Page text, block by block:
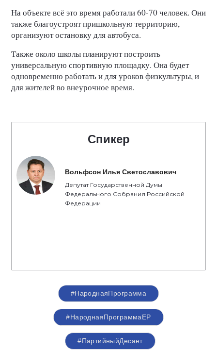
На объекте всё это время работали 60-70 человек. Они
также благоустроят пришкольную территорию,
организуют остановку для автобуса.
Также около школы планируют построить
универсальную спортивную площадку. Она будет
одновременно работать и для уроков физкультуры, и
для жителей во внеурочное время.
Спикер
Вольфсон Илья Светославович
Депутат Государственной Думы
Федерального Собрания Российской
Федерации
#НароднаяПрограмма
#НароднаяПрограммаЕР
#ПартийныйДесант